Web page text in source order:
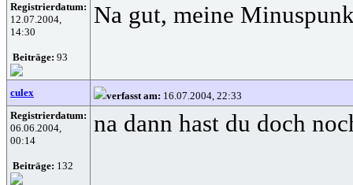
Registrierdatum:
12.07.2004,
14:30
Beiträge: 93
Na gut, meine
culex verfasst am: 16.07.2004, 22:33
Registrierdatum:
06.06.2004,
00:14
Beiträge: 132
na dann hast du doch